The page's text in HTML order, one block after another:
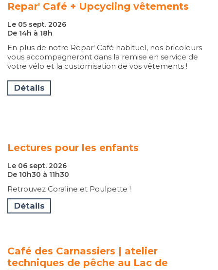
Repar' Café + Upcycling vêtements
Le 05 sept. 2026
De 14h à 18h
En plus de notre Repar' Café habituel, nos bricoleurs
vous accompagneront dans la remise en service de
votre vélo et la customisation de vos vêtements !
Détails
Lectures pour les enfants
Le 06 sept. 2026
De 10h30 à 11h30
Retrouvez Coraline et Poulpette !
Détails
Café des Carnassiers | atelier
techniques de pêche au Lac de